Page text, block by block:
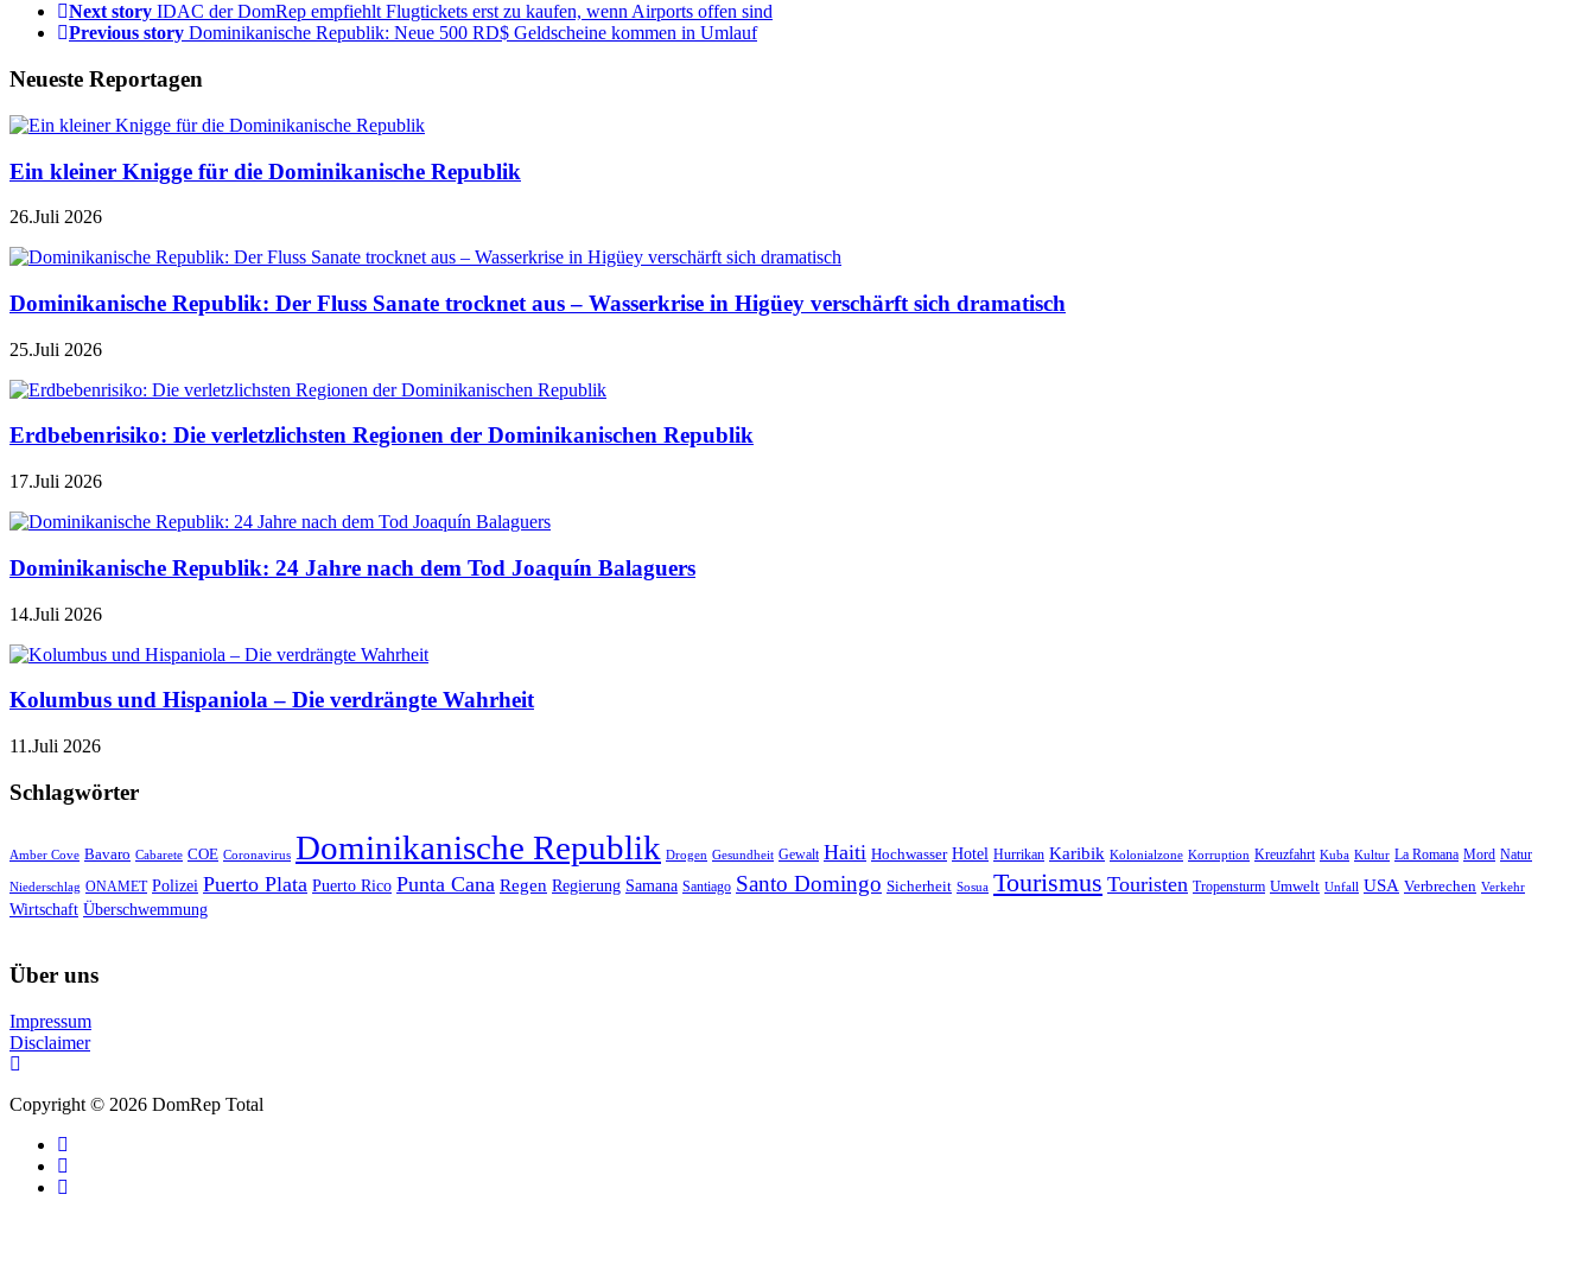
Next story IDAC der DomRep empfiehlt Flugtickets erst zu kaufen, wenn Airports offen sind
Previous story Dominikanische Republik: Neue 500 RD$ Geldscheine kommen in Umlauf
Neueste Reportagen
Ein kleiner Knigge für die Dominikanische Republik
26.Juli 2026
Dominikanische Republik: Der Fluss Sanate trocknet aus – Wasserkrise in Higüey verschärft sich dramatisch
25.Juli 2026
Erdbebenrisiko: Die verletzlichsten Regionen der Dominikanischen Republik
17.Juli 2026
Dominikanische Republik: 24 Jahre nach dem Tod Joaquín Balaguers
14.Juli 2026
Kolumbus und Hispaniola – Die verdrängte Wahrheit
11.Juli 2026
Schlagwörter
Amber Cove Bavaro Cabarete COE Coronavirus Dominikanische Republik Drogen Gesundheit Gewalt Haiti Hochwasser Hotel Hurrikan Karibik Kolonialzone Korruption Kreuzfahrt Kuba Kultur La Romana Mord Natur
Niederschlag ONAMET Polizei Puerto Plata Puerto Rico Punta Cana Regen Regierung Samana Santiago Santo Domingo Sicherheit Sosua Tourismus Touristen Tropensturm Umwelt Unfall USA Verbrechen Verkehr
Wirtschaft Überschwemmung
Über uns
Impressum
Disclaimer
Copyright © 2026 DomRep Total